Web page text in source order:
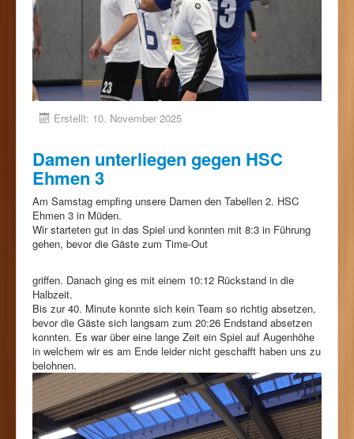
Erstellt: 10. November 2025
Damen unterliegen gegen HSC
Ehmen 3
Am Samstag empfing unsere Damen den Tabellen 2. HSC
Ehmen 3 in Müden.
Wir starteten gut in das Spiel und konnten mit 8:3 in Führung
gehen, bevor die Gäste zum Time-Out
griffen. Danach ging es mit einem 10:12 Rückstand in die
Halbzeit.
Bis zur 40. Minute konnte sich kein Team so richtig absetzen,
bevor die Gäste sich langsam zum 20:26 Endstand absetzen
konnten. Es war über eine lange Zeit ein Spiel auf Augenhöhe
in welchem wir es am Ende leider nicht geschafft haben uns zu
belohnen.